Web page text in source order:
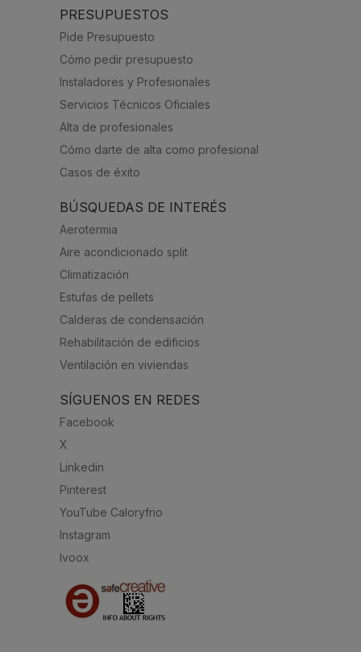
PRESUPUESTOS
Pide Presupuesto
Cómo pedir presupuesto
Instaladores y Profesionales
Servicios Técnicos Oficiales
Alta de profesionales
Cómo darte de alta como profesional
Casos de éxito
BÚSQUEDAS DE INTERÉS
Aerotermia
Aire acondicionado split
Climatización
Estufas de pellets
Calderas de condensación
Rehabilitación de edificios
Ventilación en viviendas
SÍGUENOS EN REDES
Facebook
X
Linkedin
Pinterest
YouTube Caloryfrio
Instagram
Ivoox